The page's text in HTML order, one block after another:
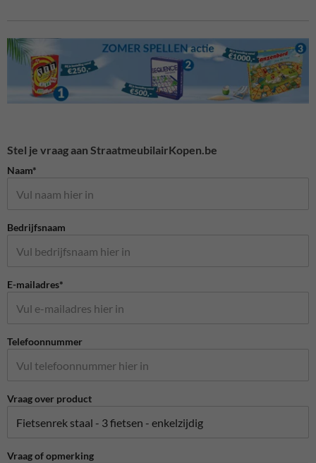
Stel je vraag aan StraatmeubilairKopen.be
Naam*
Bedrijfsnaam
E-mailadres*
Telefoonnummer
Vraag over product
Vraag of opmerking